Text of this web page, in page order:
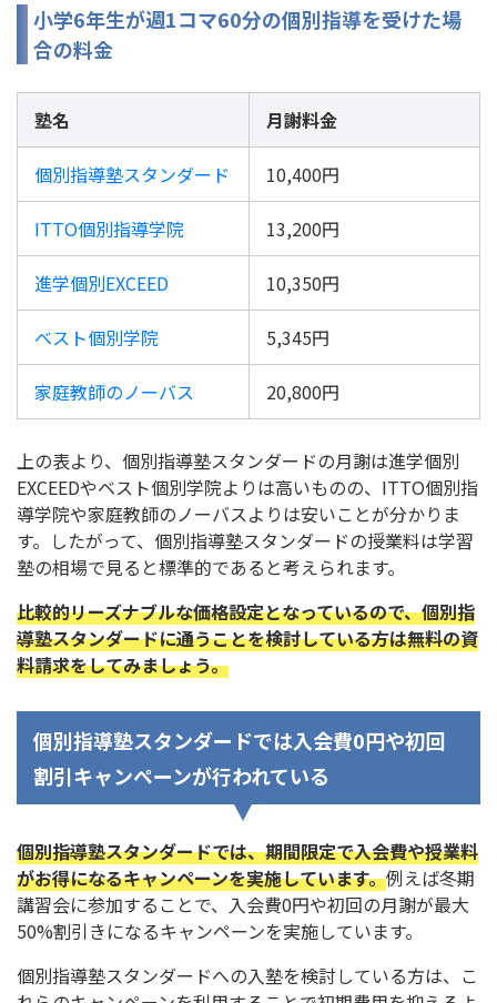
小学6年生が週1コマ60分の個別指導を受けた場
合の料金
塾名 月謝料金
個別指導塾スタンダード 10,400円
ITTO個別指導学院 13,200円
進学個別EXCEED 10,350円
ベスト個別学院 5,345円
家庭教師のノーバス 20,800円
上の表より、個別指導塾スタンダードの月謝は進学個別
EXCEEDやベスト個別学院よりは高いものの、ITTO個別指
導学院や家庭教師のノーバスよりは安いことが分かりま
す。したがって、個別指導塾スタンダードの授業料は学習
塾の相場で見ると標準的であると考えられます。
比較的リーズナブルな価格設定となっているので、個別指
導塾スタンダードに通うことを検討している方は無料の資
料請求をしてみましょう。
個別指導塾スタンダードでは入会費0円や初回
割引キャンペーンが行われている
個別指導塾スタンダードでは、期間限定で入会費や授業料
がお得になるキャンペーンを実施しています。例えば冬期
講習会に参加することで、入会費0円や初回の月謝が最大
50%割引きになるキャンペーンを実施しています。
個別指導塾スタンダードへの入塾を検討している方は、こ